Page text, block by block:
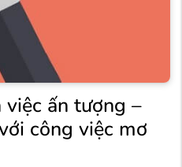
ấn tượng –
công việc mơ